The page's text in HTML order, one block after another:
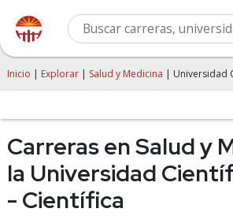
Inicio | Explorar | Salud y Medicina | Universidad
Carreras en Salud y
la Universidad
- Científica